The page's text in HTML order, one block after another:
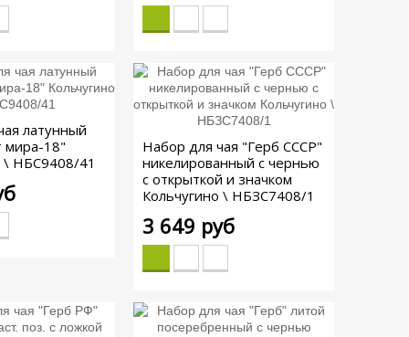
латунный
мира-18"
\ НБС9408/41
Набор для чая "Герб СССР"
никелированный с чернью
с открыткой и значком
Кольчугино \ НБЗС7408/1
3 649 руб